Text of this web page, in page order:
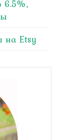
6.5%,
на Etsy